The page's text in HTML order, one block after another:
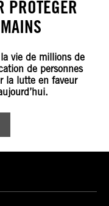
PROTÉGER
vie de millions de
de personnes
la lutte en faveur